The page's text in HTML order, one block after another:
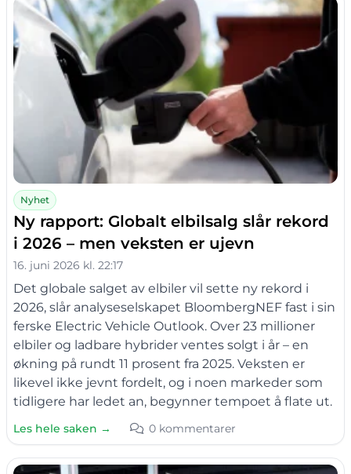
Nyhet
Ny rapport: Globalt elbilsalg slår rekord
i 2026 – men veksten er ujevn
16. juni 2026 kl. 22:17
Det globale salget av elbiler vil sette ny rekord i
2026, slår analyseselskapet BloombergNEF fast i sin
ferske Electric Vehicle Outlook. Over 23 millioner
elbiler og ladbare hybrider ventes solgt i år – en
økning på rundt 11 prosent fra 2025. Veksten er
likevel ikke jevnt fordelt, og i noen markeder som
tidligere har ledet an, begynner tempoet å flate ut.
Les hele saken → 0 kommentarer